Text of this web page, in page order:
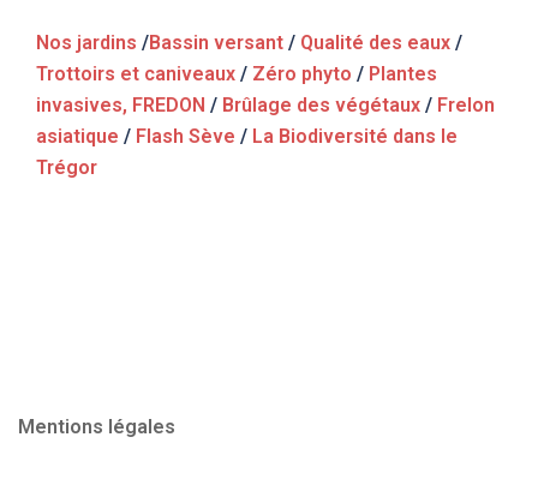
Nos jardins /Bassin versant / Qualité des eaux /
Trottoirs et caniveaux / Zéro phyto / Plantes
invasives, FREDON / Brûlage des végétaux / Frelon
asiatique / Flash Sève / La Biodiversité dans le
Trégor
Mentions légales